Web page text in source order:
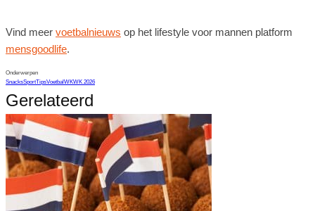
Vind meer voetbalnieuws op het lifestyle voor mannen platform
mensgoodlife.
Onderwerpen
SnacksSportTipsVoetbal WKWK 2026
Gerelateerd